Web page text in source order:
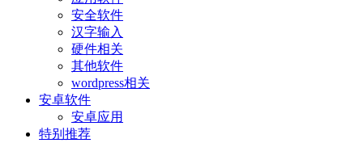
安全软件
汉字输入
硬件相关
其他软件
wordpress相关
安卓软件
安卓应用
特别推荐